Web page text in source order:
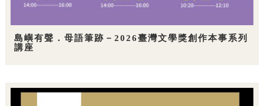
島嶼有聲．母語筆跡－2026臺灣文學獎創作本事系列
講座